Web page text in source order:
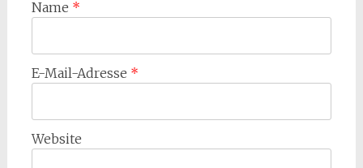
Name *
E-Mail-Adresse *
Website